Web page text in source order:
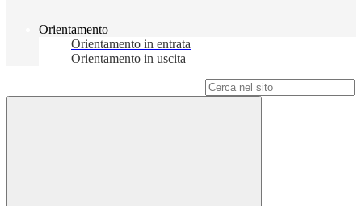
Orientamento
Orientamento in entrata
Orientamento in uscita